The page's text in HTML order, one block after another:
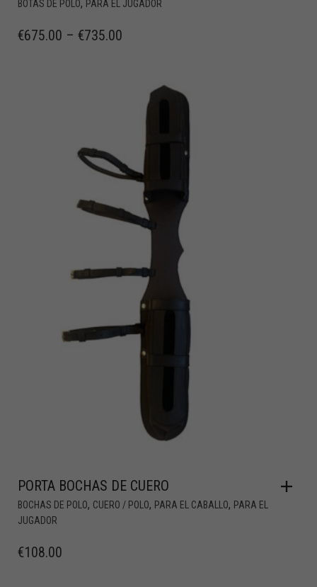
BOTAS DE POLO, PARA EL JUGADOR
€675.00 – €735.00
PORTA BOCHAS DE CUERO
BOCHAS DE POLO, CUERO / POLO, PARA EL CABALLO, PARA EL
JUGADOR
€108.00